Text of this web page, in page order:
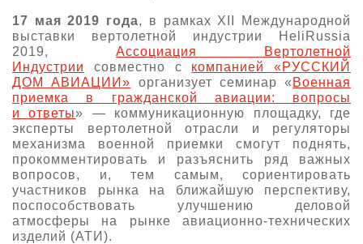
Даты будущих выставок
Документы
Контакты
Заявка на участие
Заочное участие
Прилет на выставку
Основные требования МВЦ «Крокус Экспо»
Для посетителей
Место проведения HeliRussia
Схема проезда
Правила доступа и пребывания Крокус Экспо
Для СМИ
Аккредитация прессы
Условия инфопартнёрства
Положение об аккредитации
Публикации о выставке
Пресс-релизы
Архив
17 мая 2019 года, в рамках XII Международной
выставки вертолетной индустрии HeliRussia
2019, Ассоциация Вертолетной
Индустрии
совместно с компанией «РУССКИЙ
ДОМ АВИАЦИИ» организует семинар « Военная
приемка в гражданской авиации: вопросы
и ответы» — коммуникационную площадку, где
эксперты вертолетной отрасли и регуляторы
механизма военной приемки смогут поднять,
прокомментировать и разъяснить ряд важных
вопросов, и, тем самым, сориентировать
участников рынка на ближайшую перспективу,
поспособствовать улучшению деловой
атмосферы на рынке авиационно-технических
изделий (АТИ).